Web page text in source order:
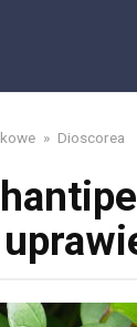
» Dioscorea